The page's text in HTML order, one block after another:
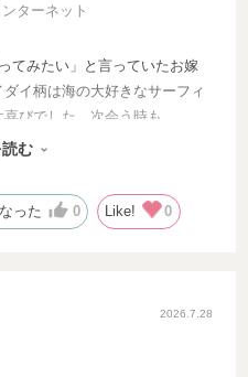
ンターネット
てみたい」と言っていたお嫁
イ柄は海の大好きなサーフィ
びでした。次会う時も
ましょう。2枚目はどんな柄に
む
った 0 Like! 0
2026.7.28